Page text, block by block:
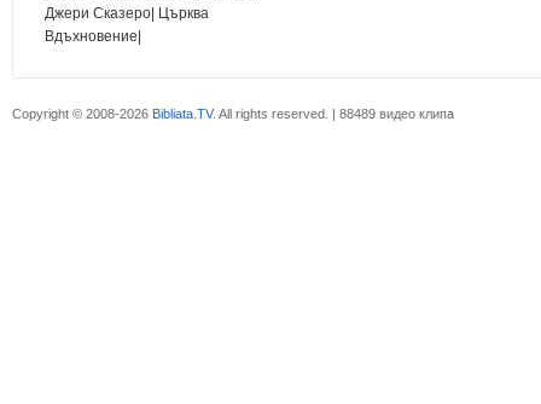
Джери Сказеро| Църква
Вдъхновение|
Copyright © 2008-2026 Bibliata.TV. All rights reserved. | 88489 видео клипа